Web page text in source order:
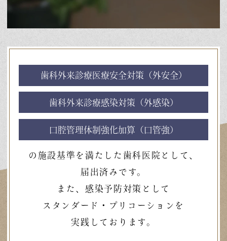
歯科外来診療医療安全対策（外安全）
歯科外来診療感染対策（外感染）
口腔管理体制強化加算（口管強）
の施設基準を満たした歯科医院として、
届出済みです。
また、感染予防対策として
スタンダード・プリコーションを
実践しております。